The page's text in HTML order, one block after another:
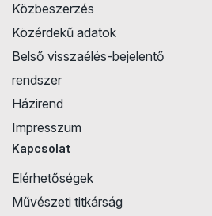
Közbeszerzés
Közérdekű adatok
Belső visszaélés-bejelentő
rendszer
Házirend
Impresszum
Kapcsolat
Elérhetőségek
Művészeti titkárság